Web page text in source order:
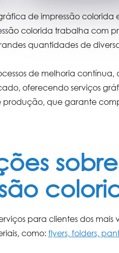
de impressão colorida
colorida trabalha com
quantidades de
de melhoria contínua,
oferecendo serviços
que garante
para clientes dos mais
como: flyers, folders,